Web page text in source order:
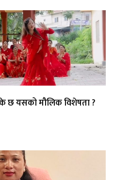
छ यसको मौलिक विशेषता ?